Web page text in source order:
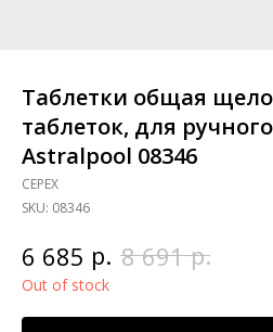
Таблетки общая
таблеток, для
Astralpool 08346
CEPEX
SKU: 08346
6 685 р. 8 691 р.
Out of stock